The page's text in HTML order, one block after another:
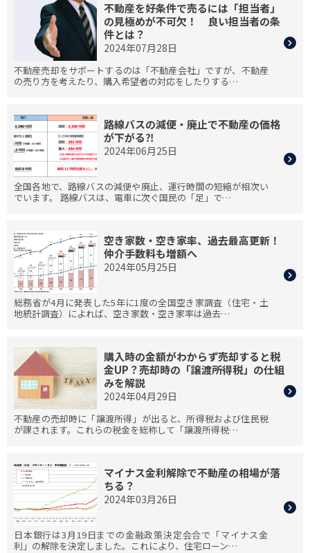
不動産を好条件で売るには「担当者」
の見極めが不可欠！ 良い担当者の条
件とは？
2024年07月28日
不動産売却をサポートするのは「不動産会社」ですが、不動産
の売り方を考えたり、購入希望者の対応をしたりする…
路線バスの減便・廃止で不動産の価格
が下がる⁈
2024年06月25日
全国各地で、路線バスの減便や廃止、運行時間の短縮が相次い
でいます。 路線バスは、電車に次ぐ国民の「足」で…
空き家数・空き家率、過去最高更新！
仲介手数料も増額へ
2024年05月25日
総務省が4月に発表した5年に1度の全国空き家調査（住宅・土
地統計調査）によれば、空き家数・空き家率は過去…
購入時の金額がわからず売却すると税
金UP？売却時の「譲渡所得税」の仕組
みを解説
2024年04月29日
不動産の売却時に「譲渡所得」が出ると、所得税および住民税
が課されます。これらの税金を総称して「譲渡所得税…
マイナス金利解除で不動産の相場が落
ちる？
2024年03月26日
日本銀行は3月19日までの金融政策決定会合で「マイナス金
利」の解除を決定しました。これにより、住宅ローン…